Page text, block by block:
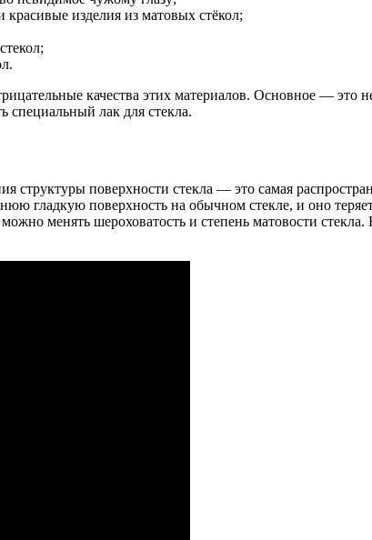
изделия из матовых стёкол;
качества этих материалов. Основное — это
специальный лак для стекла.
структуры поверхности стекла — это самая
гладкую поверхность на обычном стекле, и оно
менять шероховатость и степень матовости